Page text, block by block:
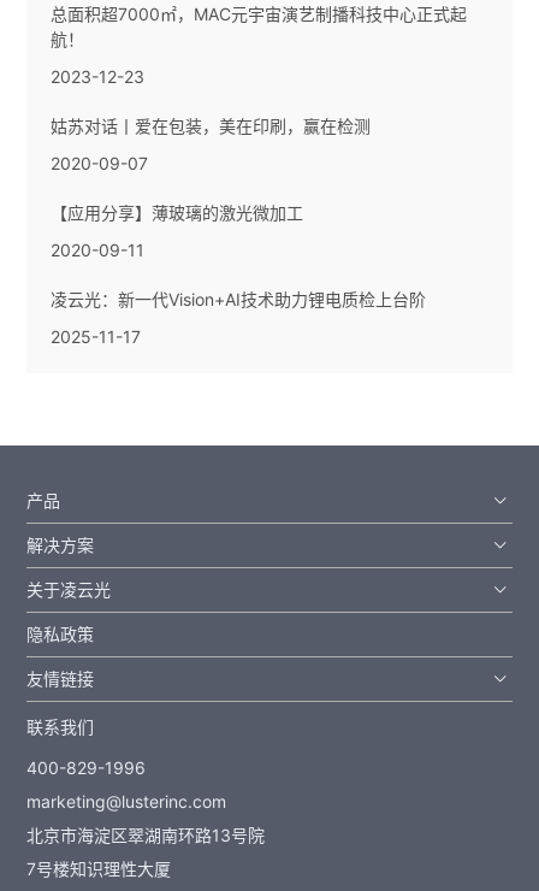
总面积超7000㎡，MAC元宇宙演艺制播科技中心正式起
航！
2023-12-23
姑苏对话丨爱在包装，美在印刷，赢在检测
2020-09-07
【应用分享】薄玻璃的激光微加工
2020-09-11
凌云光：新一代Vision+AI技术助力锂电质检上台阶
2025-11-17
产品
解决方案
关于凌云光
隐私政策
友情链接
联系我们
400-829-1996
marketing@lusterinc.com
北京市海淀区翠湖南环路13号院
7号楼知识理性大厦